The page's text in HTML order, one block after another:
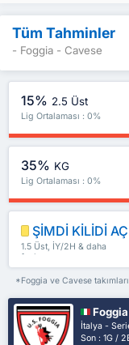
Tüm Tahminler
- Foggia - Cavese
15% 2.5 Üst
Lig Ortalaması : 0%
35% KG
Lig Ortalaması : 0%
ŞİMDİ KİLİDİ AÇ
1.5 Üst, İY/2H & daha
fazlası
*Foggia ve Cavese
Foggia
İtalya -
Son : 1G /